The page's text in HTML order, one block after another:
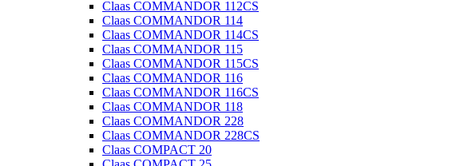
Claas COMMANDOR 112CS
Claas COMMANDOR 114
Claas COMMANDOR 114CS
Claas COMMANDOR 115
Claas COMMANDOR 115CS
Claas COMMANDOR 116
Claas COMMANDOR 116CS
Claas COMMANDOR 118
Claas COMMANDOR 228
Claas COMMANDOR 228CS
Claas COMPACT 20